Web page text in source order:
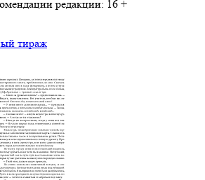
редакции: 16 +
тираж